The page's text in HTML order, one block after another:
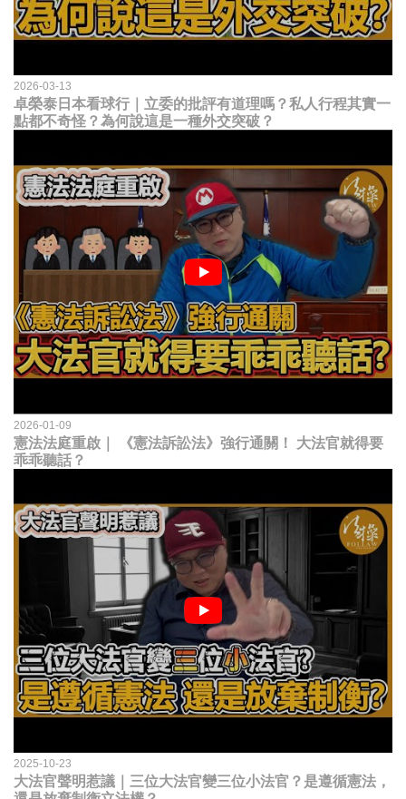
2026-03-13
卓榮泰日本看球行｜立委的批評有道理嗎？私人行程其實一
點都不奇怪？為何說這是一種外交突破？
2026-01-09
憲法法庭重啟｜ 《憲法訴訟法》強行通關！ 大法官就得要
乖乖聽話？
2025-10-23
大法官聲明惹議｜三位大法官變三位小法官？是遵循憲法，